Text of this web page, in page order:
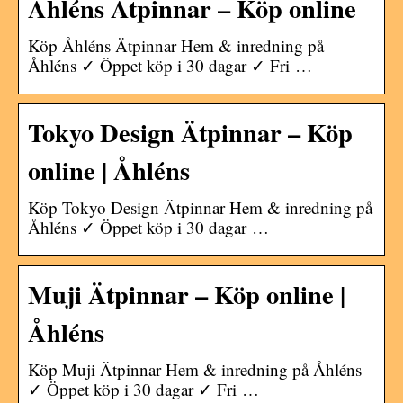
Åhléns Ätpinnar – Köp online
Köp Åhléns Ätpinnar Hem & inredning på
Åhléns ✓ Öppet köp i 30 dagar ✓ Fri …
Tokyo Design Ätpinnar – Köp
online | Åhléns
Köp Tokyo Design Ätpinnar Hem & inredning på
Åhléns ✓ Öppet köp i 30 dagar …
Muji Ätpinnar – Köp online |
Åhléns
Köp Muji Ätpinnar Hem & inredning på Åhléns
✓ Öppet köp i 30 dagar ✓ Fri …